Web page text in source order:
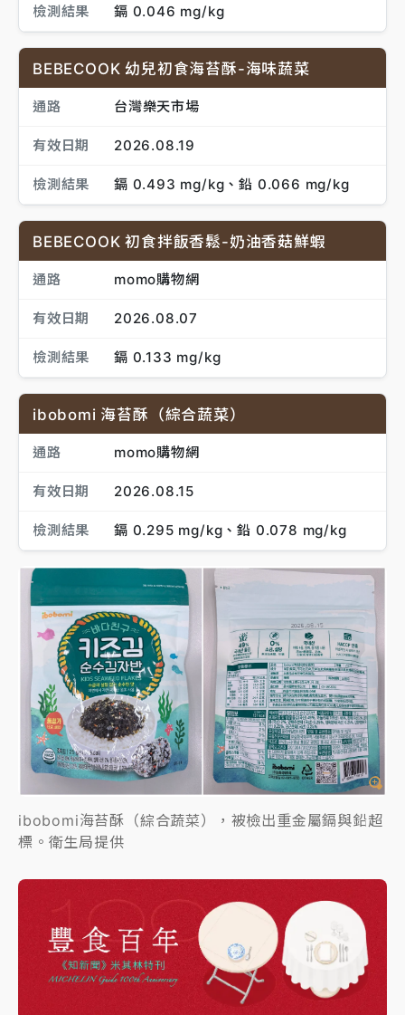
檢測結果 鎘 0.046 mg/kg
BEBECOOK 幼兒初食海苔酥-海味蔬菜
通路 台灣樂天市場
有效日期 2026.08.19
檢測結果 鎘 0.493 mg/kg、鉛 0.066 mg/kg
BEBECOOK 初食拌飯香鬆-奶油香菇鮮蝦
通路 momo購物網
有效日期 2026.08.07
檢測結果 鎘 0.133 mg/kg
ibobomi 海苔酥（綜合蔬菜）
通路 momo購物網
有效日期 2026.08.15
檢測結果 鎘 0.295 mg/kg、鉛 0.078 mg/kg
ibobomi海苔酥（綜合蔬菜），被檢出重金屬鎘與鉛超
標。衛生局提供